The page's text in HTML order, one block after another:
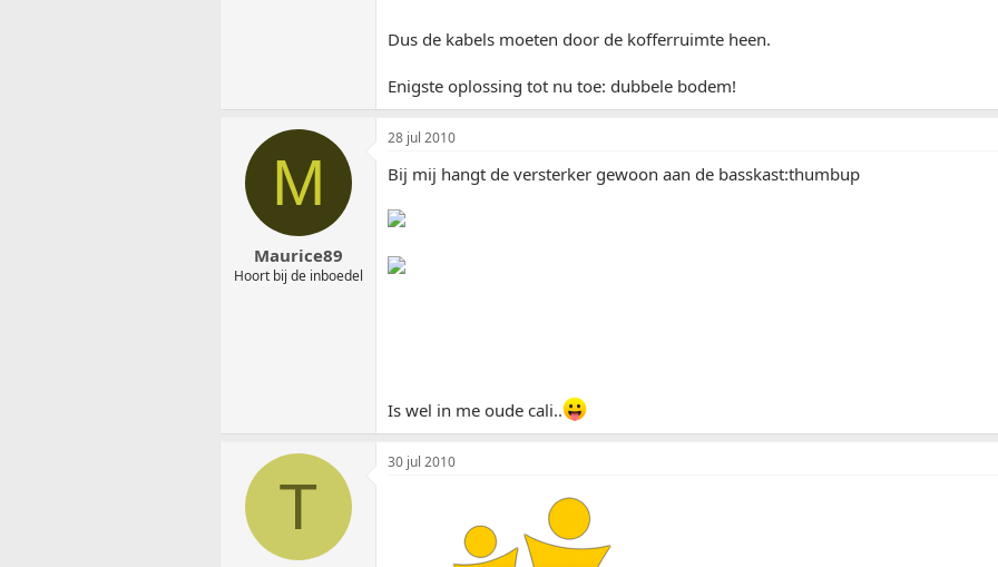
Dus de kabels moeten door de kofferruimte heen.
Enigste oplossing tot nu toe: dubbele bodem!
M
Maurice89
Hoort bij de inboedel
28 jul 2010
Bij mij hangt de versterker gewoon aan de basskast:thumbup
Is wel in me oude cali..
T
30 jul 2010